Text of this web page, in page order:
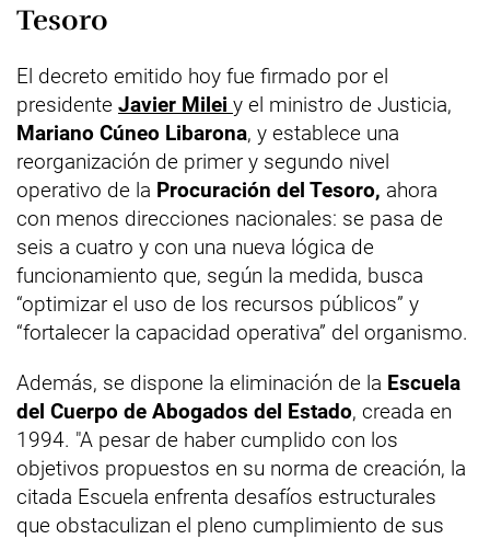
Tesoro
El decreto emitido hoy fue firmado por el
presidente Javier Milei y el ministro de Justicia,
Mariano Cúneo Libarona, y establece una
reorganización de primer y segundo nivel
operativo de la Procuración del Tesoro, ahora
con menos direcciones nacionales: se pasa de
seis a cuatro y con una nueva lógica de
funcionamiento que, según la medida, busca
“optimizar el uso de los recursos públicos” y
“fortalecer la capacidad operativa” del organismo.
Además, se dispone la eliminación de la Escuela
del Cuerpo de Abogados del Estado, creada en
1994. "A pesar de haber cumplido con los
objetivos propuestos en su norma de creación, la
citada Escuela enfrenta desafíos estructurales
que obstaculizan el pleno cumplimiento de sus